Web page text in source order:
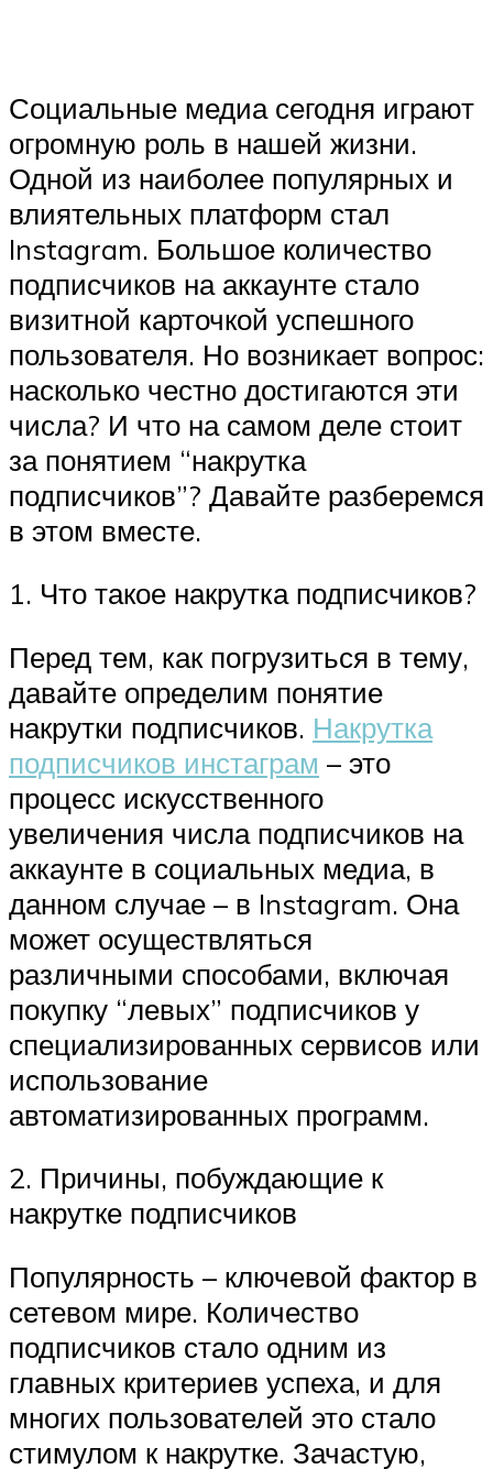
Социальные медиа сегодня играют
огромную роль в нашей жизни.
Одной из наиболее популярных и
влиятельных платформ стал
Instagram. Большое количество
подписчиков на аккаунте стало
визитной карточкой успешного
пользователя. Но возникает вопрос:
насколько честно достигаются эти
числа? И что на самом деле стоит
за понятием “накрутка
подписчиков”? Давайте разберемся
в этом вместе.
1. Что такое накрутка подписчиков?
Перед тем, как погрузиться в тему,
давайте определим понятие
накрутки подписчиков. Накрутка
подписчиков инстаграм – это
процесс искусственного
увеличения числа подписчиков на
аккаунте в социальных медиа, в
данном случае – в Instagram. Она
может осуществляться
различными способами, включая
покупку “левых” подписчиков у
специализированных сервисов или
использование
автоматизированных программ.
2. Причины, побуждающие к
накрутке подписчиков
Популярность – ключевой фактор в
сетевом мире. Количество
подписчиков стало одним из
главных критериев успеха, и для
многих пользователей это стало
стимулом к накрутке. Зачастую,